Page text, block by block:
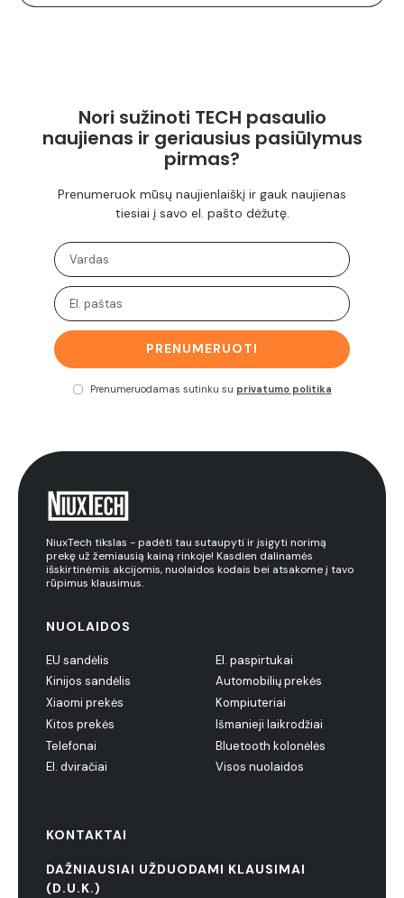
Nori sužinoti TECH pasaulio
naujienas ir geriausius pasiūlymus
pirmas?
Prenumeruok mūsų naujienlaiškį ir gauk naujienas
tiesiai į savo el. pašto dėžutę.
PRENUMERUOTI
Prenumeruodamas sutinku su privatumo politika
NiuxTech tikslas - padėti tau sutaupyti ir įsigyti norimą
prekę už žemiausią kainą rinkoje! Kasdien dalinamės
išskirtinėmis akcijomis, nuolaidos kodais bei atsakome į tavo
rūpimus klausimus.
NUOLAIDOS
EU sandėlis
Kinijos sandėlis
Xiaomi prekės
Kitos prekės
Telefonai
El. dviračiai
El. paspirtukai
Automobilių prekės
Kompiuteriai
Išmanieji laikrodžiai
Bluetooth kolonėlės
Visos nuolaidos
KONTAKTAI
DAŽNIAUSIAI UŽDUODAMI KLAUSIMAI
(D.U.K.)